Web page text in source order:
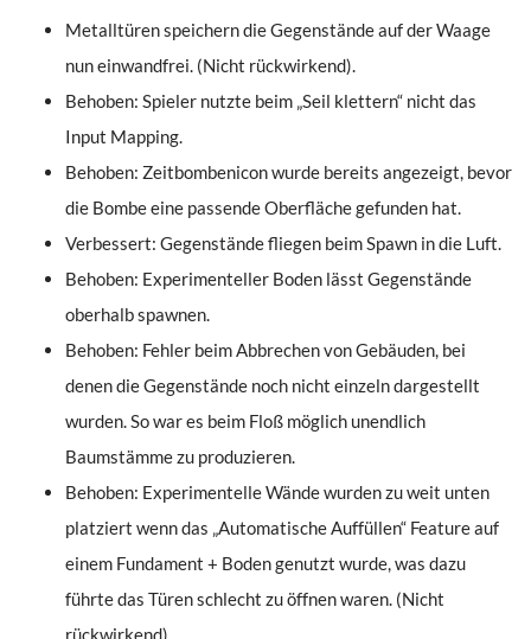
Metalltüren speichern die Gegenstände auf der Waage
nun einwandfrei. (Nicht rückwirkend).
Behoben: Spieler nutzte beim „Seil klettern“ nicht das
Input Mapping.
Behoben: Zeitbombenicon wurde bereits angezeigt, bevor
die Bombe eine passende Oberfläche gefunden hat.
Verbessert: Gegenstände fliegen beim Spawn in die Luft.
Behoben: Experimenteller Boden lässt Gegenstände
oberhalb spawnen.
Behoben: Fehler beim Abbrechen von Gebäuden, bei
denen die Gegenstände noch nicht einzeln dargestellt
wurden. So war es beim Floß möglich unendlich
Baumstämme zu produzieren.
Behoben: Experimentelle Wände wurden zu weit unten
platziert wenn das „Automatische Auffüllen“ Feature auf
einem Fundament + Boden genutzt wurde, was dazu
führte das Türen schlecht zu öffnen waren. (Nicht
rückwirkend).